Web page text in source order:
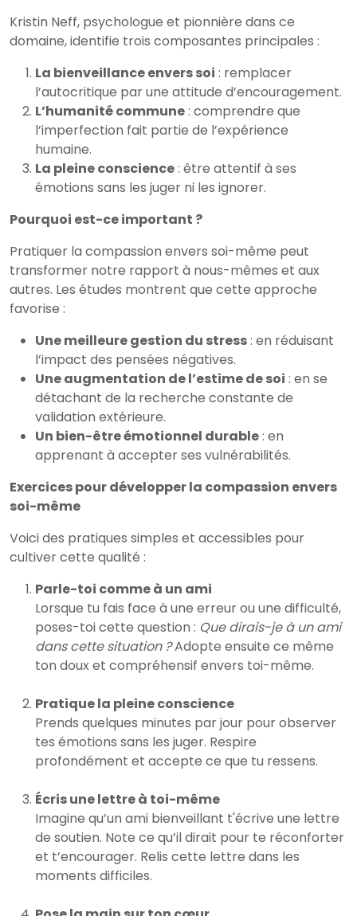
Kristin Neff, psychologue et pionnière dans ce
domaine, identifie trois composantes principales :
La bienveillance envers soi : remplacer
l’autocritique par une attitude d’encouragement.
L’humanité commune: comprendre que
l’imperfection fait partie de l’expérience
humaine.
La pleine conscience: être attentif à ses
émotions sans les juger ni les ignorer.
Pourquoi est-ce important ?
Pratiquer la compassion envers soi-même peut
transformer notre rapport à nous-mêmes et aux
autres. Les études montrent que cette approche
favorise :
Une meilleure gestion du stress: en réduisant
l’impact des pensées négatives.
Une augmentation de l’estime de soi : en se
détachant de la recherche constante de
validation extérieure.
Un bien-être émotionnel durable: en
apprenant à accepter ses vulnérabilités.
Exercices pour développer la compassion envers
soi-même
Voici des pratiques simples et accessibles pour
cultiver cette qualité :
Parle-toi comme à un ami
Lorsque tu fais face à une erreur ou une difficulté,
poses-toi cette question : Que dirais-je à un ami
dans cette situation ?Adopte ensuite ce même
ton doux et compréhensif envers toi-même.
Pratique la pleine conscience
Prends quelques minutes par jour pour observer
tes émotions sans les juger. Respire
profondément et accepte ce que tu ressens.
Écris une lettre à toi-même
Imagine qu’un ami bienveillant t'écrive une lettre
de soutien. Note ce qu’il dirait pour te réconforter
et t’encourager. Relis cette lettre dans les
moments difficiles.